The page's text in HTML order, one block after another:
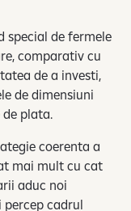
special de fermele
comparativ cu
de a investi,
de dimensiuni
plata.
coerenta a
mai mult cu cat
aduc noi
cadrul